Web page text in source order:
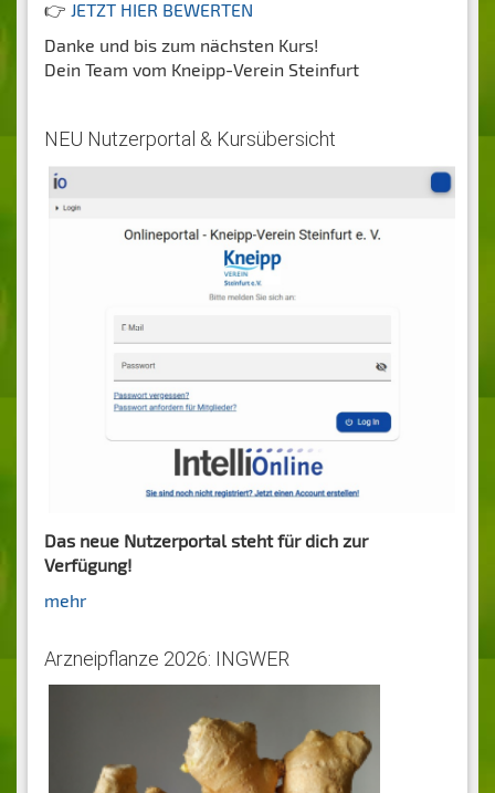
👉 JETZT HIER BEWERTEN
Danke und bis zum nächsten Kurs!
Dein Team vom Kneipp-Verein Steinfurt
NEU Nutzerportal & Kursübersicht
Das neue Nutzerportal steht für dich zur
Verfügung!
mehr
Arzneipflanze 2026: INGWER